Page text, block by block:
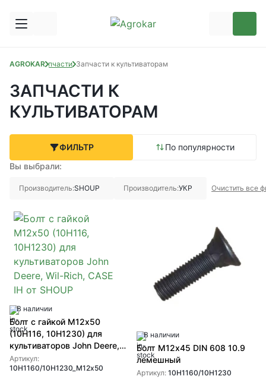
AGROKARЗапчасти Запчасти к культиваторам
ЗАПЧАСТИ К
КУЛЬТИВАТОРАМ
ФИЛЬТР
По популярности
Вы выбрали:
Производитель:SHOUP Производитель:УКР Очистить все
В наличии
Болт с гайкой М12х50
(10H116, 10H1230) для
культиваторов John Deere,
Wil-Rich, CASE IH от SHOUP
Артикул:
10H1160/10H1230_М12х50
В наличии
Болт М12х45 DIN 608 10.9
лемешный
Артикул: 10H1160/10H1230